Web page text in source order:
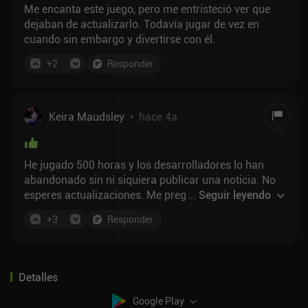
Me encanta este juego, pero me entristeció ver que
dejaban de actualizarlo. Todavía jugar de vez en
cuando sin embargo y divertirse con él.
+2 Responder
Keira Maudsley • hace 4a
He jugado 500 horas y los desarrolladores lo han
abandonado sin ni siquiera publicar una noticia. No
esperes actualizaciones. Me pregunto qué pasó, era
... Seguir leyendo
+3 Responder
Detalles
Google Play